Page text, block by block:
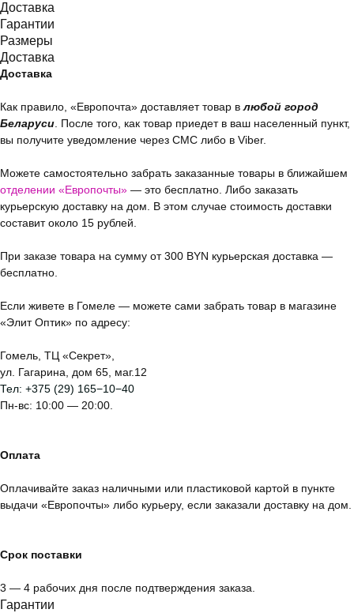
Доставка
Гарантии
Размеры
Доставка
Доставка
Как правило, «Европочта» доставляет товар влюбой город
Беларуси. После того, как товар приедет в ваш населенный пункт,
вы получите уведомление через СМС либо в Viber.
Можете самостоятельно забрать заказанные товары в ближайшем
отделении «Европочты» — это бесплатно. Либо заказать
курьерскую доставку на дом. В этом случае стоимость доставки
составит около 15 рублей.
При заказе товара на сумму от 300 BYN курьерская доставка —
бесплатно.
Если живете в Гомеле — можете сами забрать товар в магазине
«Элит Оптик» по адресу:
Гомель, ТЦ «Секрет»,
ул. Гагарина, дом 65, маг.12
Тел: +375 (29) 165−10−40
Пн-вс: 10:00 — 20:00.
Оплата
Оплачивайте заказ наличными или пластиковой картой в пункте
выдачи «Европочты» либо курьеру, если заказали доставку на дом.
Срок поставки
3 — 4 рабочих дня после подтверждения заказа.
Гарантии